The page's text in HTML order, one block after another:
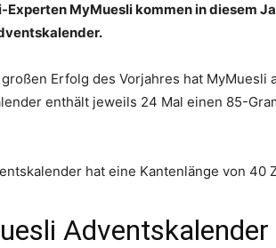
Experten MyMuesli kommen in diesem
Erfolg des Vorjahres hat
enthält jeweils 24 Mal einen 85-
hat eine Kantenlänge von